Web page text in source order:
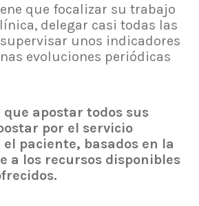
que focalizar su trabajo
delegar casi todas las
unos indicadores
evoluciones periódicas
apostar todos sus
por el servicio
paciente, basados en la
a los recursos disponibles